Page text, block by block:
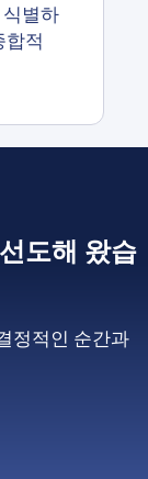
별하
합적
도해 왔습
정적인 순간과